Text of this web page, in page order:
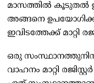
മാസത്തിൽ കൂടുതൽ
അങ്ങനെ
ഇവിടത്തേക്ക് മാറ്റി
ഒരു
വാഹനം മാറ്റി